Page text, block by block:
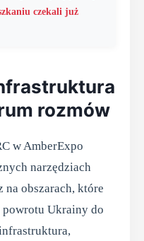
czekali już
rozmów
w AmberExpo
narzędziach
obszarach, które
powrotu Ukrainy do